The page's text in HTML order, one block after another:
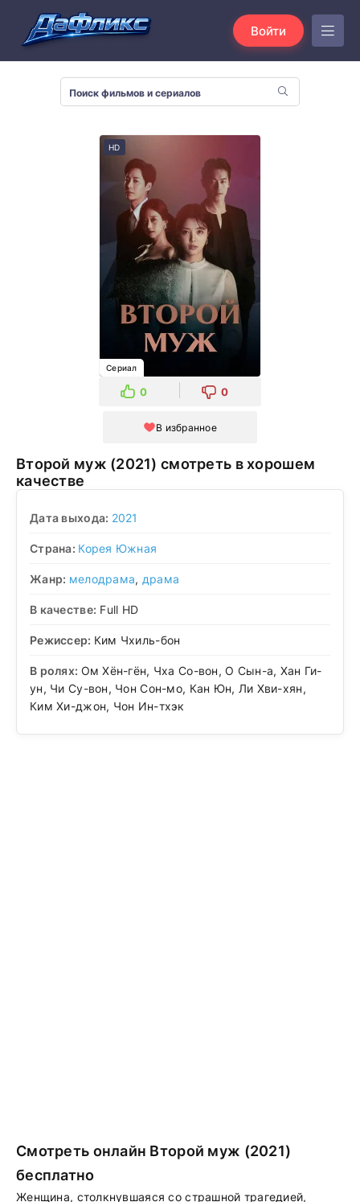
Войти
HD
Сериал
0 0
В избранное
Второй муж (2021) смотреть в хорошем
качестве
Дата выхода: 2021
Страна: Корея Южная
Жанр: мелодрама, драма
В качестве: Full HD
Режиссер: Ким Чхиль-бон
В ролях: Ом Хён-гён, Чха Со-вон, О Сын-а, Хан Ги-
ун, Чи Су-вон, Чон Сон-мо, Кан Юн, Ли Хви-хян,
Ким Хи-джон, Чон Ин-тхэк
Смотреть онлайн Второй муж (2021)
бесплатно
Женщина, столкнувшаяся со страшной трагедией,